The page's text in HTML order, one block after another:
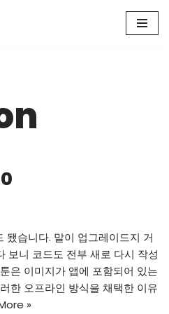
됐습니다. 말이 업그레이드지 거
보니 코드도 전부 새로 다시 작성
은 이미지가 앱에 포함되어 있는
한 오프라인 방식을 채택한 이유
»